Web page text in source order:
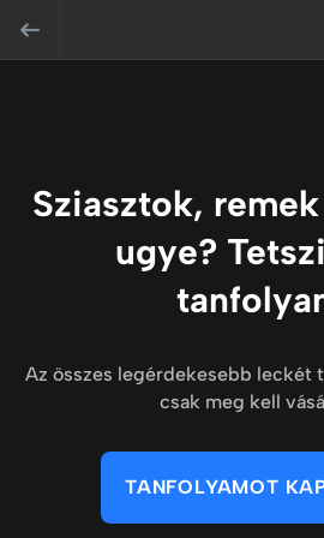
Sziasztok,
ugye?
Az összes legérdekesebb leckét
csak meg kell
TANFOLYAMOT